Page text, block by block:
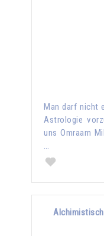
Man darf nicht
Astrologie
uns Omraam
…